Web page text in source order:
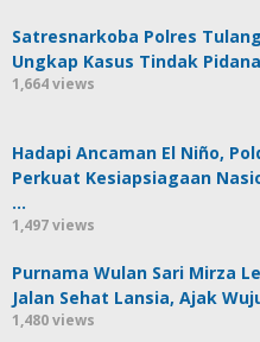
Satresnarkoba Polres
Ungkap Kasus Tindak
1,664 views
Hadapi Ancaman El Niño,
Perkuat Kesiapsiagaan
…
1,497 views
Purnama Wulan Sari Mirza
Jalan Sehat Lansia, Ajak
1,480 views